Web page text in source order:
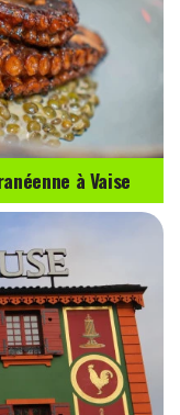
à Vaise